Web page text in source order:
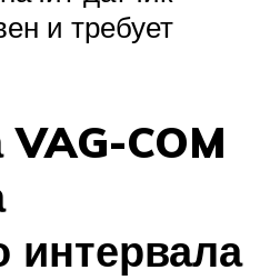
и требует
COM
интервала